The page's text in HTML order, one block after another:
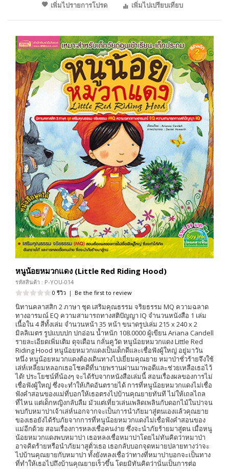
เพิ่มไปรายการโปรด
เพิ่มไปเปรียบเทียบ
หนูน้อยหมวกแดง (Little Red Riding Hood)
รหัสสินค้า : P-YOU-014
0 รีวิว | Be the first to review
นิทานคลาสสิก 2 ภาษา ชุด เสริมคุณธรรม จริยธรรม MQ ความฉลาด
ทางอารมณ์ EQ ความสามารถทางสติปัญญา IQ จำนวนหนังสือ 1 เล่ม
เนื้อใน 4 สีทั้งเล่ม จำนวนหน้า 35 หน้า ขนาดรูปเล่ม 215 x 240 x 2
มิลลิเมตร รูปแบบปก ปกอ่อน น้ำหนัก 108.0000 ผู้เขียน Ariana Candell
รายละเอียดเพิ่มเติม ดุจเดือน กลั่นคูวัด หนูน้อยหมวกแดง Little Red
Riding Hood หนูน้อยหมวกแดงเป็นเด็กดีและเชื่อฟังผู้ใหญ่ อยู่มาวัน
หนึ่ง หนูน้อยหมวกแดงต้องเดินทางไปเยี่ยมคุณยาย หมาป่าชั่วร้ายจึงใช้
เล่ห์เหลี่ยมหลอกเธอโชคดีที่นายพรานผ่านมาพอดีและช่วยเหลือเธอไว้
ได้! ประโยชน์ที่น้องๆ จะได้รับจากหนังสือเล่มนี้ สอนเรื่องผลของการไม่
เชื่อฟังผู้ใหญ่ ซึ่งจะทำให้เกิดอันตรายได้ การที่หนูน้อยหมวกแดงไม่เชื่อ
ฟังคำสอนของแม่ที่บอกให้เธอตรงไปบ้านคุณยายทันที ไม่ให้เถลไถล
ที่ไหน แต่เด็กหญิงกลับลืม มัวแต่เที่ยวเล่นเพลิดเพลินกับดอกไม้ในปาจน
พบกับหมาปาเจ้าเล่ห์นอกจากจะเป็นการนำภัยมาสู่ตนเองแล้วคุณยาย
ของเธอยังได้รับภัยจากการที่หนูน้อยหมวกแดงไม่เชื่อฟังคำสอนของ
แม่อีกด้วย สอนเรื่องการหลงเชื่อคนง่าย ซึ่งจะนำภัยร้ายมาสู่ตน เมื่อหนู
น้อยหมวกแดงพบหมาปา เธอหลงเชื่อหมาปาโดยไม่ทันคิดว่าหมาป่า
อาจคิดร้ายหรือนำภัยมาสูตั่วเธอ เธอกลับบอกจุดหมายปลายทางว่าจะ
ไปบ้านคุณยายกับหมาปา ทั้งยังหลงเชื่อว่าทางที่หมาปาบอกจะเป็นทาง
ที่ทำให้เธอไปถึงบ้านคุณยายเร็วขึ้น โดยมิทันคิดว่านั่นเป็นการต่อ